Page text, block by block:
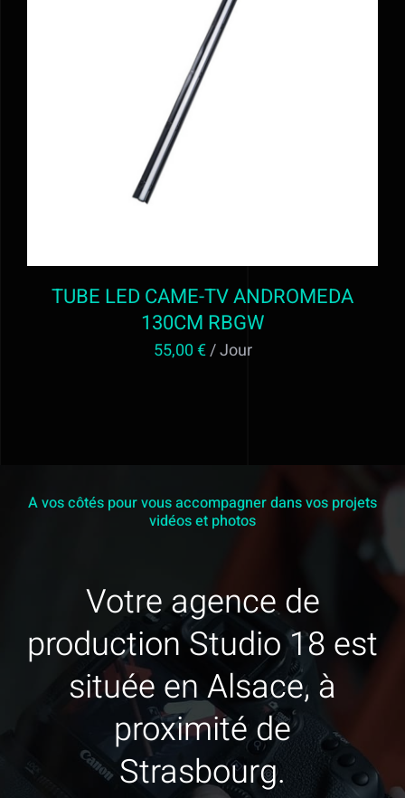
Fonds et sols
Location STUDIO PHOTO VIDEO ET
MATERIEL AUDIOVISUEL à Valff entre
Contact
AJOUTER AU PANIER
TUBE LED CAME-TV ANDROMEDA
130CM RBGW
55,00€/ Jour
A vos côtés pour vous accompagner dans vos projets
vidéos et photos
Votre agence de
production Studio 18 est
située en Alsace, à
proximité de
Strasbourg.